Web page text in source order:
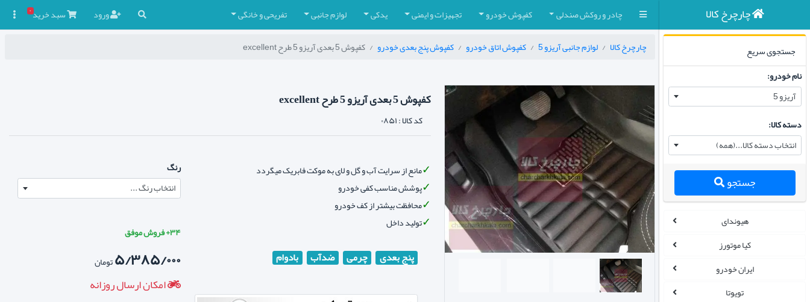
چادر و روکش صندلی کفپوش خودرو تجهیزات و ایمنی یدکی لوازم جانبی تفریحی و خانگی ورود سبدخرید۰ چارچرخ کالا
جستجوی سریع
نام خودرو:
آریزو 5
دسته کالا:
انتخاب دسته کالا...(همه)
جستجو
هیوندای
کیا موتورز
ایران خودرو
تویوتا
چارچرخ کالا لوازم جانبی آریزو 5 کفپوش اتاق خودرو کفپوش پنج بعدی خودرو کفپوش 5 بعدی آریزو 5 طرح excellent
کفپوش 5 بعدی آریزو 5 طرح excellent
کد کالا :۰۸۵۱
مانع از سرایت آب و گل و لای به موکت فابریک میگردد
پوشش مناسب کفی خودرو
محافظت بیشتر از کف خودرو
تولید داخل
پنج بعدی چرمی ضدآب بادوام
رنگ
انتخاب رنگ ...
۳۴+ فروش موفق
۵/۳۸۵/۰۰۰تومان
امکان ارسال روزانه